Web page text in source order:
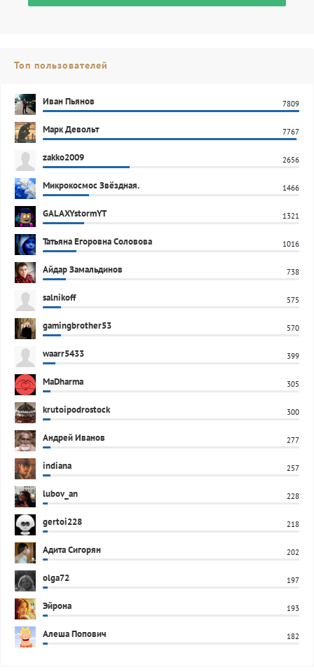
Топ пользователей
Иван Пьянов 7809
Марк Девольт 7767
zakko2009 2656
Микрокосмос Звёздная. 1466
GALAXYstormYT 1321
Татьяна Егоровна Соловова 1016
Айдар Замальдинов 738
salnikoff 575
gamingbrother53 570
waarr5433 399
MaDharma 305
krutoipodrostock 300
Андрей Иванов 277
indiana 257
lubov_an 228
gertoi228 218
Адита Сигорян 202
olga72 197
Эйрона 193
Алеша Попович 182